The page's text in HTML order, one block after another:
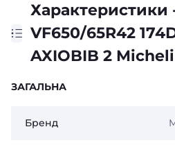
VF650/65R42
AXIOBIB 2
ЗАГАЛЬНА
Бренд